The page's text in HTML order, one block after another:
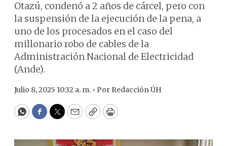
Otazú, condenó a 2 años de cárcel, pero con
la suspensión de la ejecución de la pena, a
uno de los procesados en el caso del
millonario robo de cables de la
Administración Nacional de Electricidad
(Ande).
Julio 8, 2025 10:32 a. m. • Por Redacción ÚH
WhatsApp
Facebook
Twitter
EmailCopyPrint